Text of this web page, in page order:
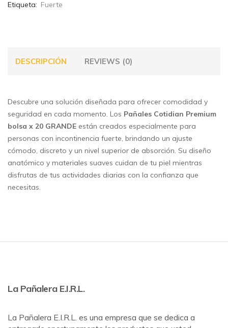
Etiqueta: Fuerte
DESCRIPCIÓN REVIEWS (0)
Descubre una solución diseñada para ofrecer comodidad y
seguridad en cada momento. Los Pañales Cotidian Premium
bolsa x 20 GRANDE están creados especialmente para
personas con incontinencia fuerte, brindando un ajuste
cómodo, discreto y un nivel superior de absorción. Su diseño
anatómico y materiales suaves cuidan de tu piel mientras
disfrutas de tus actividades diarias con la confianza que
necesitas.
La Pañalera E.I.R.L.
La Pañalera E.I.R.L. es una empresa que se dedica a